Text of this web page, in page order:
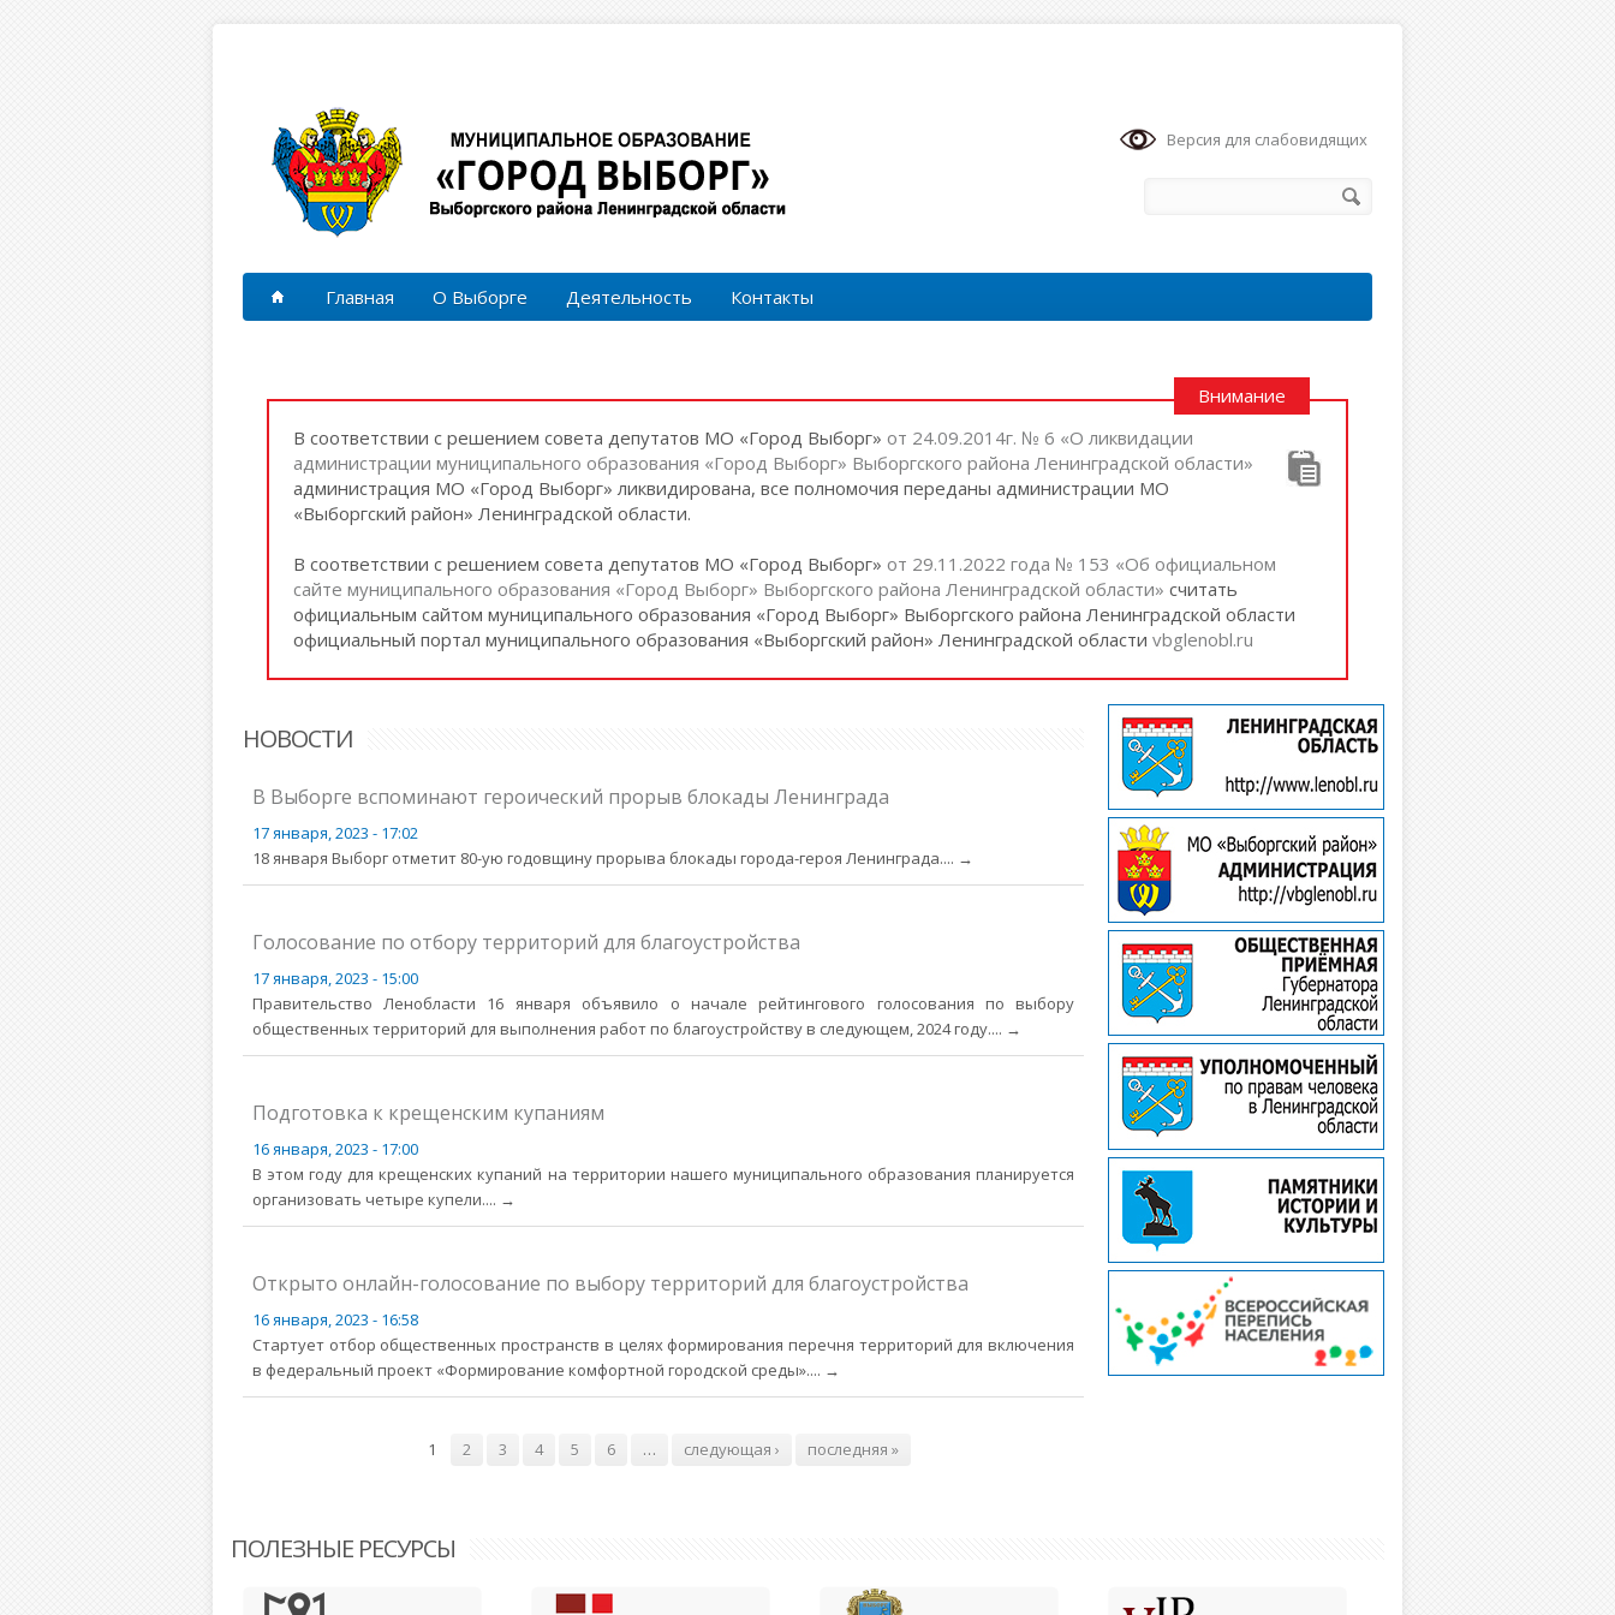
Версия для слабовидящих
Главная О Выборге Деятельность Контакты
Внимание
В соответствии с решением совета депутатов МО «Город Выборг» от 24.09.2014г. № 6 «О ликвидации
администрации муниципального образования «Город Выборг» Выборгского района Ленинградской области»
администрация МО «Город Выборг» ликвидирована, все полномочия переданы администрации МО
«Выборгский район» Ленинградской области.
В соответствии с решением совета депутатов МО «Город Выборг» от 29.11.2022 года № 153 «Об официальном
сайте муниципального образования «Город Выборг» Выборгского района Ленинградской области» cчитать
официальным сайтом муниципального образования «Город Выборг» Выборгского района Ленинградской области
официальный портал муниципального образования «Выборгский район» Ленинградской области vbglenobl.ru
НОВОСТИ
В Выборге вспоминают героический прорыв блокады Ленинграда
17 января, 2023 - 17:02
18 января Выборг отметит 80-ую годовщину прорыва блокады города-героя Ленинграда.... →
Голосование по отбору территорий для благоустройства
17 января, 2023 - 15:00
Правительство Ленобласти 16 января объявило о начале рейтингового голосования по выбору
общественных территорий для выполнения работ по благоустройству в следующем, 2024 году.... →
Подготовка к крещенским купаниям
16 января, 2023 - 17:00
В этом году для крещенских купаний на территории нашего муниципального образования планируется
организовать четыре купели.... →
Открыто онлайн-голосование по выбору территорий для благоустройства
16 января, 2023 - 16:58
Стартует отбор общественных пространств в целях формирования перечня территорий для включения
в федеральный проект «Формирование комфортной городской среды».... →
1 2 3 4 5 6 … следующая › последняя »
ПОЛЕЗНЫЕ РЕСУРСЫ